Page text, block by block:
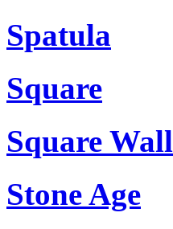
Spatula
Square
Square Wall
Stone Age